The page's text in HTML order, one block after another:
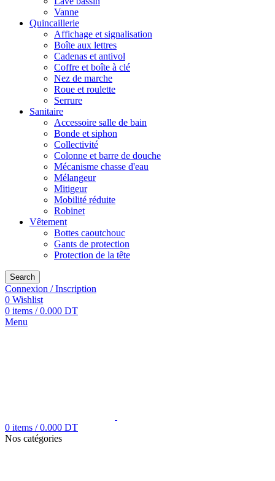
Vanne
Quincaillerie
Affichage et signalisation
Boîte aux lettres
Cadenas et antivol
Coffre et boîte à clé
Nez de marche
Roue et roulette
Serrure
Sanitaire
Accessoire salle de bain
Bonde et siphon
Collectivité
Colonne et barre de douche
Mécanisme chasse d'eau
Mélangeur
Mitigeur
Mobilité réduite
Robinet
Vêtement
Bottes caoutchouc
Gants de protection
Protection de la tête
Search
Connexion / Inscription
0 Wishlist
0 items / 0.000 DT
Menu
0 items / 0.000 DT
Nos catégories